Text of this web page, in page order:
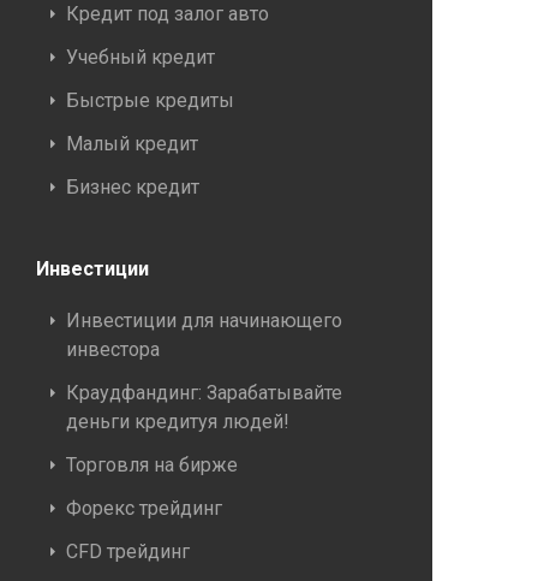
Кредит под залог авто
Учебный кредит
Быстрые кредиты
Малый кредит
Бизнес кредит
Инвестиции
Инвестиции для начинающего
инвестора
Краудфандинг: Зарабатывайте
деньги кредитуя людей!
Торговля на бирже
Форекс трейдинг
CFD трейдинг